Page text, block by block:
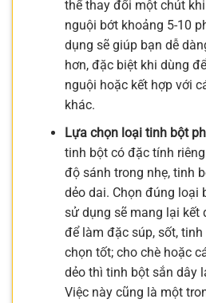
thể thay đổi một chút
nguội bớt khoảng 5-10
dụng sẽ giúp bạn dễ
hơn, đặc biệt khi dùng
nguội hoặc kết hợp với
khác.
Lựa chọn loại tinh bột
tinh bột có đặc tính
độ sánh trong nhẹ, tinh
dẻo dai. Chọn đúng loại
sử dụng sẽ mang lại kết
để làm đặc súp, sốt,
chọn tốt; cho chè hoặc
dẻo thì tinh bột sắn dây
Việc này cũng là một